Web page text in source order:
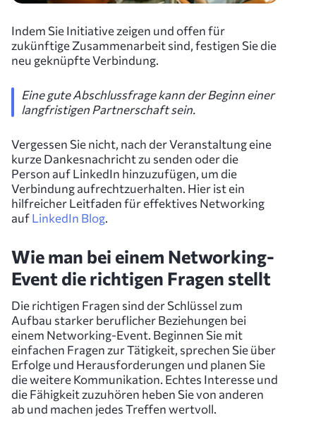
Indem Sie Initiative zeigen und offen für
zukünftige Zusammenarbeit sind, festigen Sie die
neu geknüpfte Verbindung.
Eine gute Abschlussfrage kann der Beginn einer
langfristigen Partnerschaft sein.
Vergessen Sie nicht, nach der Veranstaltung eine
kurze Dankesnachricht zu senden oder die
Person auf LinkedIn hinzuzufügen, um die
Verbindung aufrechtzuerhalten. Hier ist ein
hilfreicher Leitfaden für effektives Networking
aufLinkedIn Blog.
Wie man bei einem Networking-
Event die richtigen Fragen stellt
Die richtigen Fragen sind der Schlüssel zum
Aufbau starker beruflicher Beziehungen bei
einem Networking-Event. Beginnen Sie mit
einfachen Fragen zur Tätigkeit, sprechen Sie über
Erfolge und Herausforderungen und planen Sie
die weitere Kommunikation. Echtes Interesse und
die Fähigkeit zuzuhören heben Sie von anderen
ab und machen jedes Treffen wertvoll.